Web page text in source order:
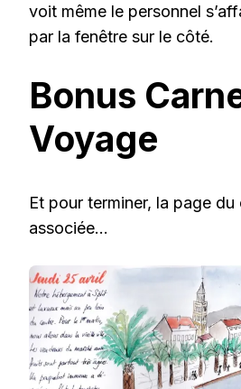
voit même le personnel
par la fenêtre sur le côté.
Bonus
Voyage
Et pour terminer, la page
associée…